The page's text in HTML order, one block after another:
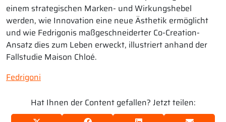
einem strategischen Marken- und Wirkungshebel
werden, wie Innovation eine neue Ästhetik ermöglicht
und wie Fedrigonis maßgeschneiderter Co-Creation-
Ansatz dies zum Leben erweckt, illustriert anhand der
Fallstudie Maison Chloé.
Fedrigoni
Hat Ihnen der Content gefallen? Jetzt teilen: